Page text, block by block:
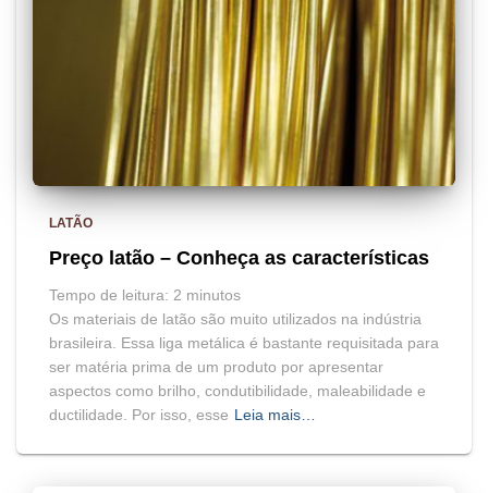
LATÃO
Preço latão – Conheça as características
Tempo de leitura: 2 minutos
Os materiais de latão são muito utilizados na indústria
brasileira. Essa liga metálica é bastante requisitada para
ser matéria prima de um produto por apresentar
aspectos como brilho, condutibilidade, maleabilidade e
ductilidade. Por isso, esse Leia mais…